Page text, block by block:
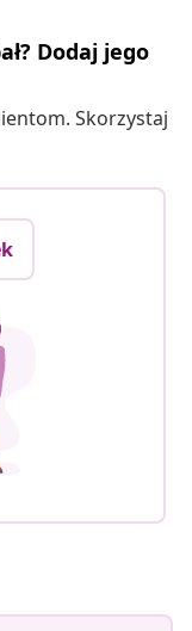
Dodaj jego
Skorzystaj